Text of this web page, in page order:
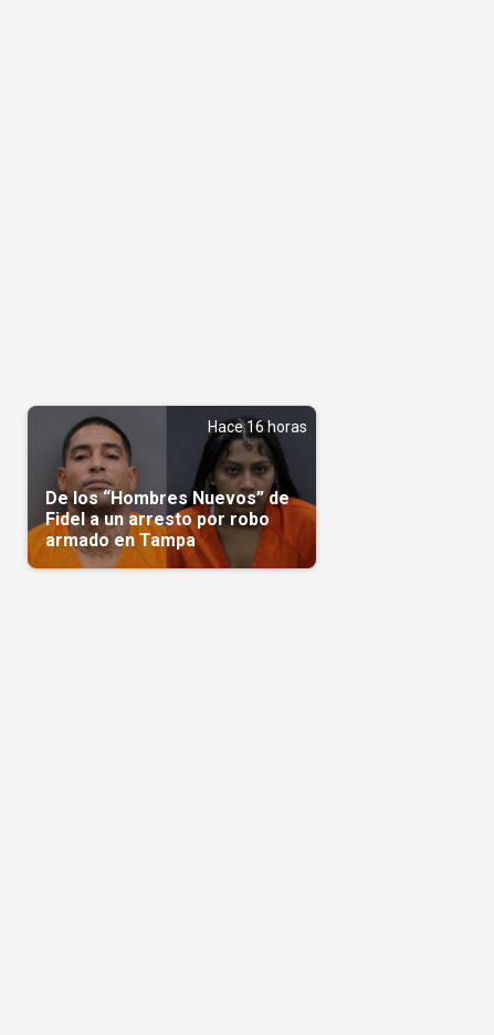
Hace 16 horas
De los “Hombres Nuevos” de
Fidel a un arresto por robo
armado en Tampa